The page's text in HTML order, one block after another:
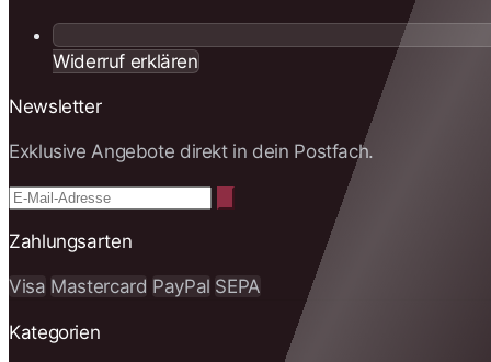
Widerruf erklären
Newsletter
Exklusive Angebote direkt in dein Postfach.
Zahlungsarten
Visa Mastercard PayPal SEPA
Kategorien